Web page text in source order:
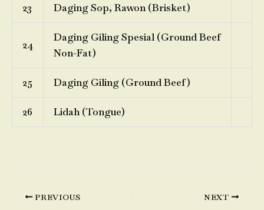
23 Daging Sop, Rawon (Brisket)
24
Daging Giling Spesial (Ground Beef
Non-Fat)
25 Daging Giling (Ground Beef)
26 Lidah (Tongue)
PREVIOUS NEXT